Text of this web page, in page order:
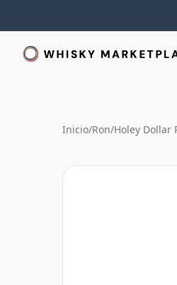
Inicio/Ron/Holey Dollar